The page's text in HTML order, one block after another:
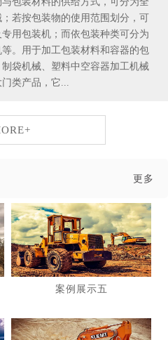
若按包装物的使用范围划分，可
用包装机；而依包装种类可分为
。用于加工包装材料和容器的包
袋机械、塑料中空容器加工机械
类产品，它...
更多
案例展示五